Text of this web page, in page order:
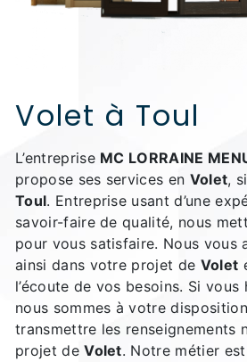
Volet à Toul
L’entreprise MC LORRAINE
propose ses services en Volet,
Toul. Entreprise usant d’une
savoir-faire de qualité, nous
pour vous satisfaire. Nous vous
ainsi dans votre projet de Volet
l’écoute de vos besoins. Si vous
nous sommes à votre
transmettre les renseignements
projet deVolet. Notre métier